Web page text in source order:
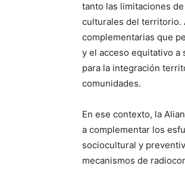
tanto las limitaciones
culturales del territorio.
complementarias que
y el acceso equitativo a
para la integración
comunidades.
En ese contexto, la
a complementar los
sociocultural y
mecanismos de